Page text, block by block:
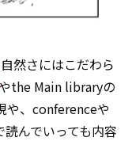
然さにはこだわら
the Main libraryの
や、conferenceや
んでいっても内容